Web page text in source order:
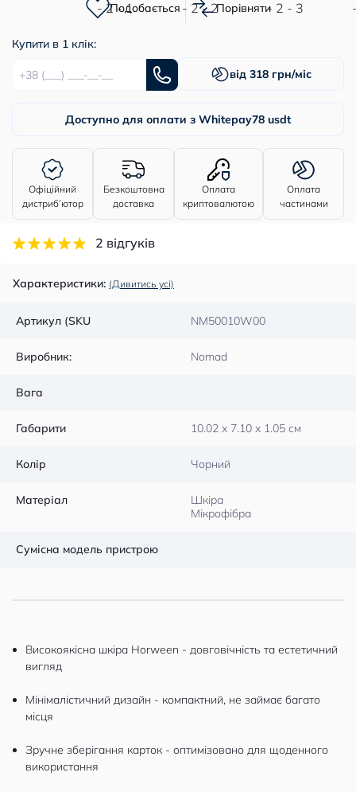
Подобається Порівняти
Купити в 1 клік:
від 318 грн/міс
Доступно для оплати з Whitepay78 usdt
Офіційний
дистриб’ютор
Безкоштовна
доставка
Оплата
криптовалютою
Оплата
частинами
2 відгуків
Характеристики: (Дивитись усі)
Артикул (SKU NM50010W00
Виробник: Nomad
Вага
Габарити 10.02 x 7.10 x 1.05 см
Колір Чорний
Матеріал
Шкіра
Мікрофібра
Сумісна модель пристрою
Високоякісна шкіра Horween - довговічність та естетичний
вигляд
Мінімалістичний дизайн - компактний, не займає багато
місця
Зручне зберігання карток - оптимізовано для щоденного
використання